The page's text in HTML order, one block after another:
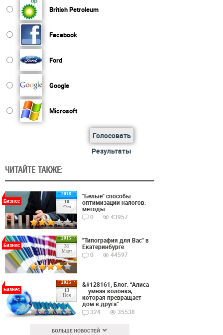
British Petroleum
Facebook
Ford
Google
Microsoft
Голосовать
Результаты
ЧИТАЙТЕ ТАКЖЕ:
2018
10
Фев
Бизнес
"Белые" способы
оптимизации налогов:
методы
0
43957
2015
31
Март
Бизнес
"Типография для Вас" в
Екатеринбурге
0
44597
2025
13
Ноя
Бизнес
&#128161; Блог: “Алиса
— умная колонка,
которая превращает
дом в друга”
324
35538
БОЛЬШЕ НОВОСТЕЙ